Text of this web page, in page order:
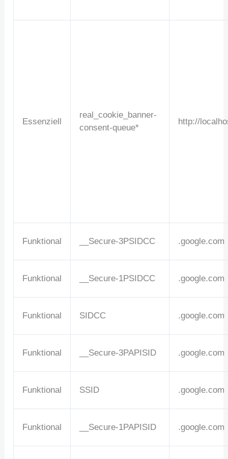
Essenziell
real_cookie_banner-
consent-queue*
http://
Funktional __Secure-3PSIDCC .google.com
Funktional __Secure-1PSIDCC .google.com
Funktional SIDCC .google.com
Funktional __Secure-3PAPISID .google.com
Funktional SSID .google.com
Funktional __Secure-1PAPISID .google.com